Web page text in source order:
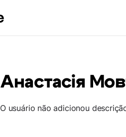
Анастасія
O usuário não adicionou